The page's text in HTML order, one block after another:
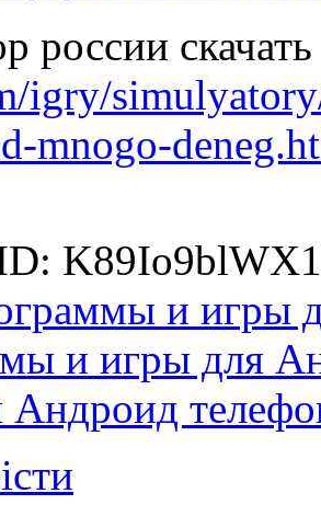
россии
igry/
mnogo-
и игры
и игры для
Андроид